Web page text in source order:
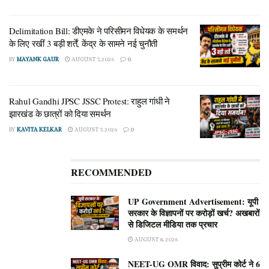
Delimitation Bill: डीएमके ने परिसीमन विधेयक के समर्थन
के लिए रखीं 3 बड़ी शर्तें, केंद्र के सामने नई चुनौती
BYMAYANK GAUR AUGUST 7, 2026 0
Rahul Gandhi JPSC JSSC Protest: राहुल गांधी ने
झारखंड के छात्रों को दिया समर्थन
BYKAVITA KELKAR AUGUST 7, 2026 0
RECOMMENDED
UP Government Advertisement: यूपी
सरकार के विज्ञापनों पर करोड़ों खर्च? अखबारों
से डिजिटल मीडिया तक प्रचार
AUGUST 8, 2026
NEET-UG OMR विवाद: सुप्रीम कोर्ट ने 6